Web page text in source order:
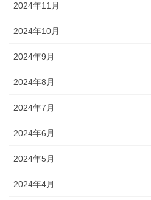
2024年11月
2024年10月
2024年9月
2024年8月
2024年7月
2024年6月
2024年5月
2024年4月